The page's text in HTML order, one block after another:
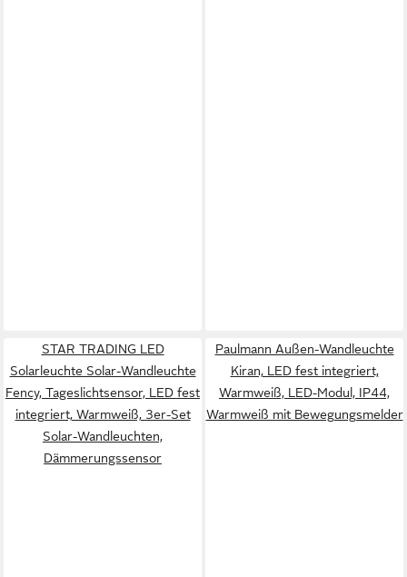
STAR TRADING LED
Solarleuchte Solar-Wandleuchte
Fency, Tageslichtsensor, LED fest
integriert, Warmweiß, 3er-Set
Solar-Wandleuchten,
Dämmerungssensor
Paulmann Außen-Wandleuchte
Kiran, LED fest integriert,
Warmweiß, LED-Modul, IP44,
Warmweiß mit Bewegungsmelder